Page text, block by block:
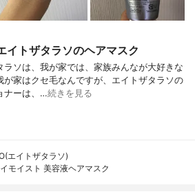
イトザタラソのヘアマスク
ラソは、我が家では、家族みんなが大好きな
が家はクセ毛なんですが、エイトザタラソの
ナーは、…続きを見る
エイトザタラソ)
モイスト 美容液ヘアマスク